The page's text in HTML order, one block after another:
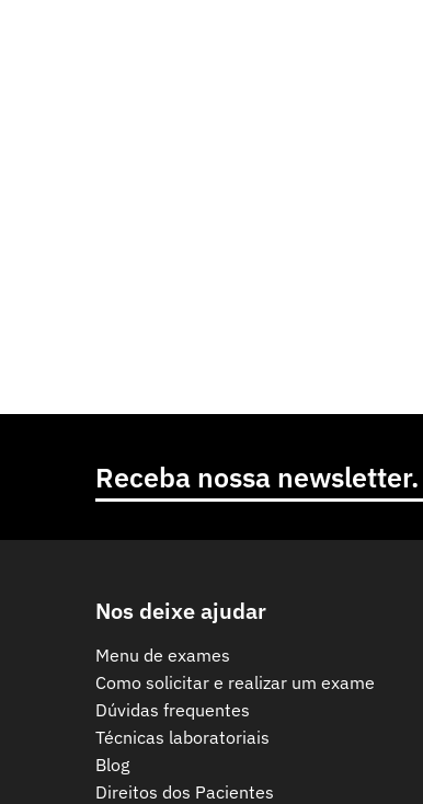
Receba nossa newsletter.
Nos deixe ajudar
Menu de exames
Como solicitar e realizar um exame
Dúvidas frequentes
Técnicas laboratoriais
Blog
Direitos dos Pacientes